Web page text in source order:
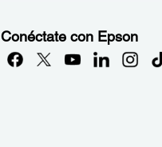
Conéctate con Epson